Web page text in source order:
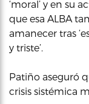
‘moral’ y en su
que esa ALBA
amanecer tras
y triste’.
Patiño aseguró
crisis sistémica